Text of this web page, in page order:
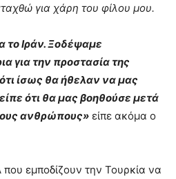
για χάρη του φίλου μου.
το Ιράν. Ξοδέψαμε
για την προστασία της
ίσως θα ήθελαν να μας
ότι θα μας βοηθούσε μετά
ανθρώπους» είπε ακόμα ο
που εμποδίζουν την Τουρκία να